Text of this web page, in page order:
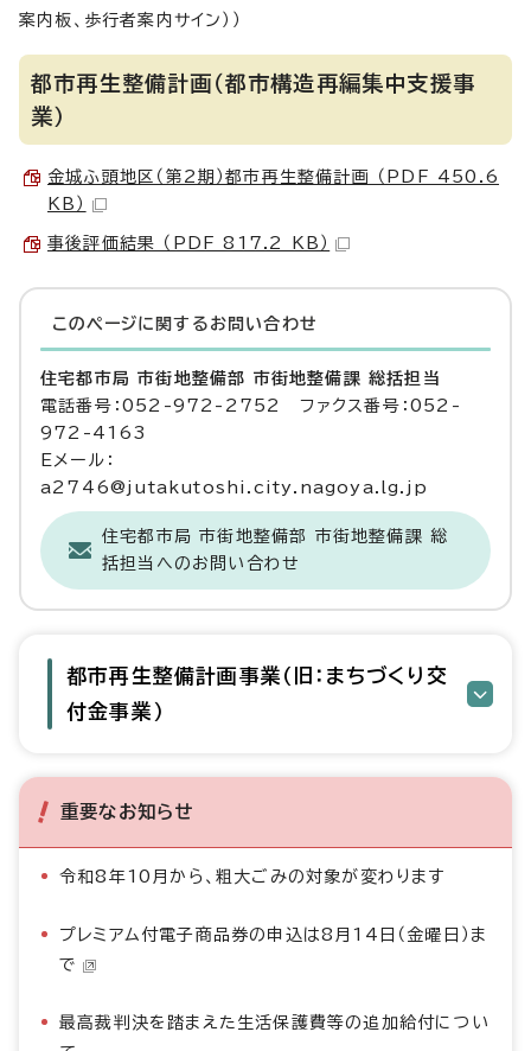
案内板、歩行者案内サイン））
都市再生整備計画（都市構造再編集中支援事
業）
金城ふ頭地区（第2期）都市再生整備計画 （PDF 450.6
KB）
事後評価結果 （PDF 817.2 KB）
このページに関する お問い合わせ
住宅都市局 市街地整備部 市街地整備課 総括担当
電話番号：052-972-2752 ファクス番号：052-
972-4163
Eメール：
a2746@jutakutoshi.city.nagoya.lg.jp
住宅都市局 市街地整備部 市街地整備課 総
括担当へのお問い合わせ
都市再生整備計画事業（旧：まちづくり交
付金事業）
重要なお知らせ
令和8年10月から、粗大ごみの対象が変わります
プレミアム付電子商品券の申込は8月14日（金曜日）ま
で
最高裁判決を踏まえた生活保護費等の追加給付につい